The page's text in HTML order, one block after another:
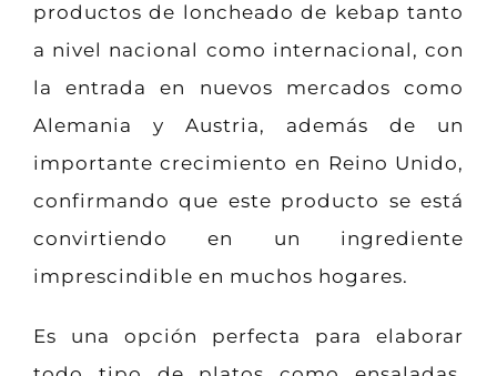
productos de loncheado de kebap tanto
a nivel nacional como internacional, con
la entrada en nuevos mercados como
Alemania y Austria, además de un
importante crecimiento en Reino Unido,
confirmando que este producto se está
convirtiendo en un ingrediente
imprescindible en muchos hogares.
Es una opción perfecta para elaborar